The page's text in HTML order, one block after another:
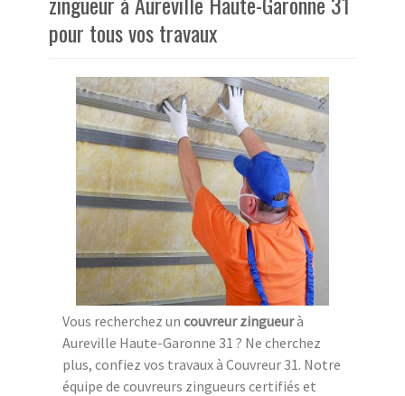
pour tous vos travaux
Vous recherchez un couvreur zingueurà
Aureville Haute-Garonne 31 ? Ne cherchez
plus, confiez vos travaux à Couvreur 31. Notre
équipe de couvreurs zingueurs certifiés et